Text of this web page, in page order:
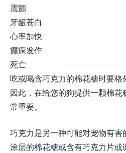
震颤
牙龈苍白
心率加快
癫痫发作
死亡
吃或喝含巧克力的棉花糖时要格
因此，在给您的狗提供一颗棉
常重要。
巧克力是另一种可能对宠物有害
涂层的棉花糖或含有巧克力片